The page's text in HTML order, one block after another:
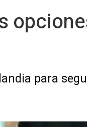
para